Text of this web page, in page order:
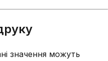
значення можуть